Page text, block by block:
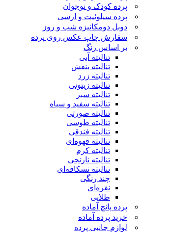
پرده کودک و نوجوان
پرده سیلوئیت و ارسی
دوبل دومکانیزه شب و روز
سفارش چاپ عکس روی پرده
بر اساس رنگ
تنالیته آبی
تنالیته بنفش
تنالیته زرد
تنالیته زیتونی
تنالیته سبز
تنالیته سفید و سیاه
تنالیته صورتی
تنالیته طوسی
تنالیته فندقی
تنالیته قهوه‌ای
تنالیته کرم
تنالیته نارنجی
تنالیته نسکافه‌ای
چند رنگی
نقره‌ای
طلایی
پرده پانچ آماده
خرید پرده آماده
لوازم جانبی پرده